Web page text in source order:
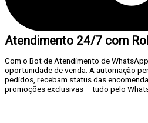
Atendimento 24/7 com
Com o Bot de Atendimento de
oportunidade de venda. A automação
pedidos, recebam status das
promoções exclusivas – tudo pelo